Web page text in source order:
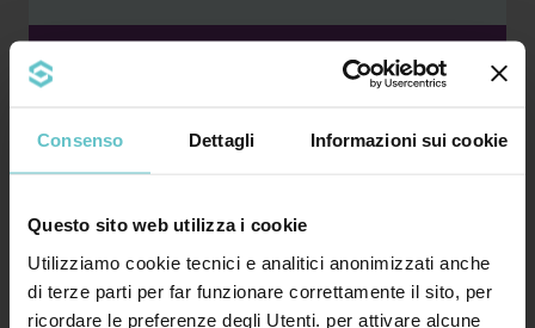
Consenso Dettagli Informazioni sui cookie
Questo sito web utilizza i cookie
Utilizziamo cookie tecnici e analitici anonimizzati anche
di terze parti per far funzionare correttamente il sito, per
ricordare le preferenze degli Utenti. per attivare alcune
La convenzione stipulata con l’ODCEC di Brescia
rafforza la collaborazione tra SA Finance e i